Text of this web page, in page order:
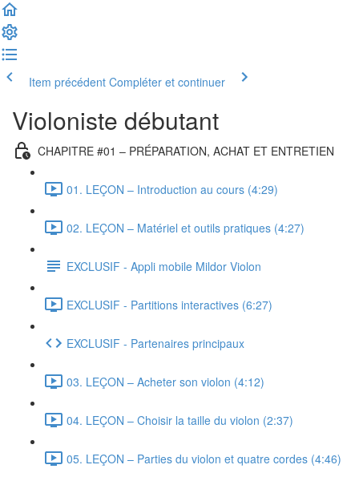
Item précédent Compléter et continuer
Violoniste débutant
CHAPITRE #01 – PRÉPARATION, ACHAT ET ENTRETIEN
01. LEÇON – Introduction au cours (4:29)
02. LEÇON – Matériel et outils pratiques (4:27)
EXCLUSIF - Appli mobile Mildor Violon
EXCLUSIF - Partitions interactives (6:27)
EXCLUSIF - Partenaires principaux
03. LEÇON – Acheter son violon (4:12)
04. LEÇON – Choisir la taille du violon (2:37)
05. LEÇON – Parties du violon et quatre cordes (4:46)